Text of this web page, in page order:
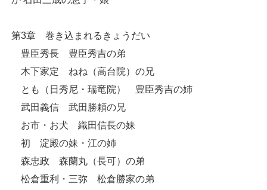
第3章 巻き込まれるきょうだい
豊臣秀長 豊臣秀吉の弟
木下家定 ねね（高台院）の兄
とも（日秀尼・瑞竜院） 豊臣秀吉の姉
武田義信 武田勝頼の兄
お市・お犬 織田信長の妹
初 淀殿の妹・江の姉
森忠政 森蘭丸（長可）の弟
松倉重利・三弥 松倉勝家の弟